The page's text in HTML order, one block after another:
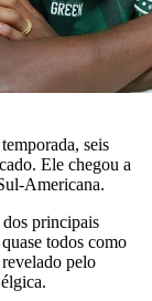
seis
Ele chegou a
Americana.
principais
todos como
pelo